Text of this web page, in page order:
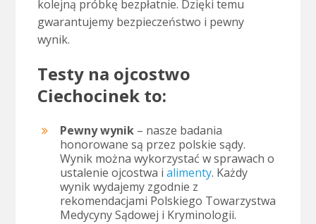
kolejną próbkę bezpłatnie. Dzięki temu
gwarantujemy bezpieczeństwo i pewny
wynik.
Testy na ojcostwo
Ciechocinek to:
Pewny wynik – nasze badania
honorowane są przez polskie sądy.
Wynik można wykorzystać w sprawach o
ustalenie ojcostwa i alimenty. Każdy
wynik wydajemy zgodnie z
rekomendacjami Polskiego Towarzystwa
Medycyny Sądowej i Kryminologii.